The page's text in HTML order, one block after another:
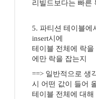
리빌드보다는 빠른
5. 파티션 테이블에
insert시에
테이블 전체에 락
에만 락을 잡는지
==> 일반적으로 생
시 어떤 값이 들어
테이블 전체에 대